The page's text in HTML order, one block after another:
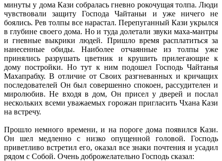
минуты у дома Кази собралась гневно рокочущая толпа. Люди
чувствовали защиту Господа Чайтаньи и уже ничего не
боялись. Рев толпы все нарастал. Перепуганный Кази укрылся
в глубине своего дома. Но и туда долетали звуки маха-мантры
и гневные выкрики людей. Пришло время расплатиться за
нанесенные обиды. Наиболее отчаянные из толпы уже
принялись разрушать цветник и крушить прилегающие к
дому постройки. Но тут к ним подошел Господь Чайтанья
Махапрабху. В отличие от Своих разгневанных и кричащих
последователей Он был совершенно спокоен, рассудителен и
миролюбив. Не входя в дом, Он присел у дверей и послал
нескольких всеми уважаемых горожан пригласить Чхана Кази
на встречу.
Прошло немного времени, и на пороге дома появился Кази.
Он шел медленно с низко опущенной головой. Господь
приветливо встретил его, оказал все знаки почтения и усадил
рядом с Собой. Очень доброжелательно Господь сказал: